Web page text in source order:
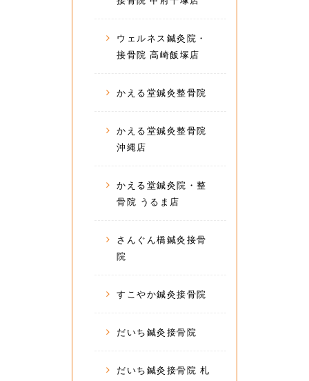
ウェルネス鍼灸院・
接骨院 高崎飯塚店
かえる堂鍼灸整骨院
かえる堂鍼灸整骨院
沖縄店
かえる堂鍼灸院・整
骨院 うるま店
さんぐん橋鍼灸接骨
院
すこやか鍼灸接骨院
だいち鍼灸接骨院
だいち鍼灸接骨院 札